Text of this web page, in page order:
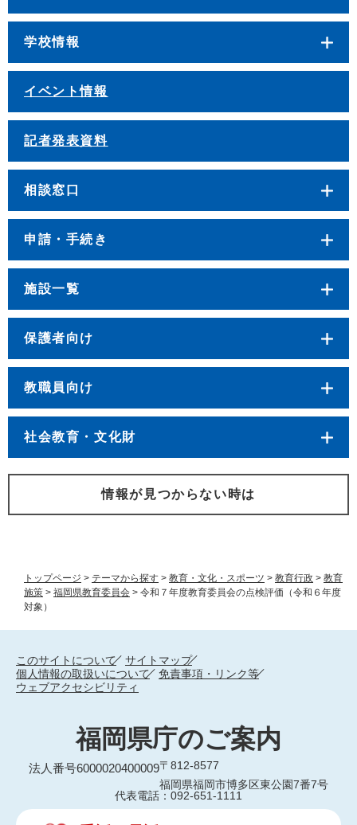
トップページ > テーマから探す > 教育・文化・スポーツ > 教育行政 > 教育
施策 > 福岡県教育委員会 > 令和７年度教育委員会の点検評価（令和６年度
対象）
学校情報
イベント情報
記者発表資料
相談窓口
申請・手続き
施設一覧
保護者向け
教職員向け
社会教育・文化財
情報が見つからない時は
このサイトについて
サイトマップ
個人情報の取扱いについて
免責事項・リンク等
ウェブアクセシビリティ
福岡県庁のご案内
法人番号6000020400009〒812-8577
福岡県福岡市博多区東公園7番7号
代表電話：092-651-1111